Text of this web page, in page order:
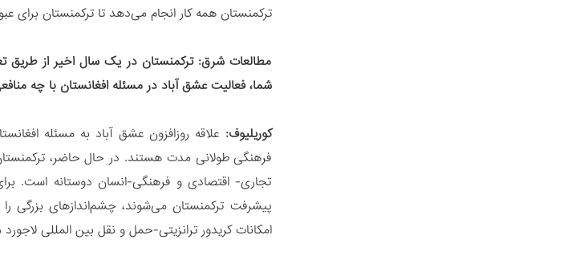
ترکمنستان همه کار انجام می‌دهد تا ترکمنستان برای
مطالعات شرق: ترکمنستان در یک سال اخیر از طریق
شما، فعالیت عشق آباد در مسئله افغانستان با چه
کوریلیوف: علاقه روزافزون عشق آباد به مسئله
فرهنگی طولانی مدت هستند. در حال حاضر،
تجاری- اقتصادی و فرهنگی-انسان دوستانه است.
پیشرفت ترکمنستان می‌شوند، چشم‌اندازهای بزرگی را
امکانات کریدور ترانزیتی-حمل و نقل بین المللی لاجورد